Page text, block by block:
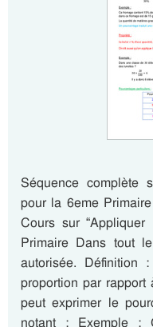
Séquence complète
pour la 6eme
Cours sur
Primaire Dans tout
autorisée. Définition
proportion par
peut exprimer le
notant : Exemple :